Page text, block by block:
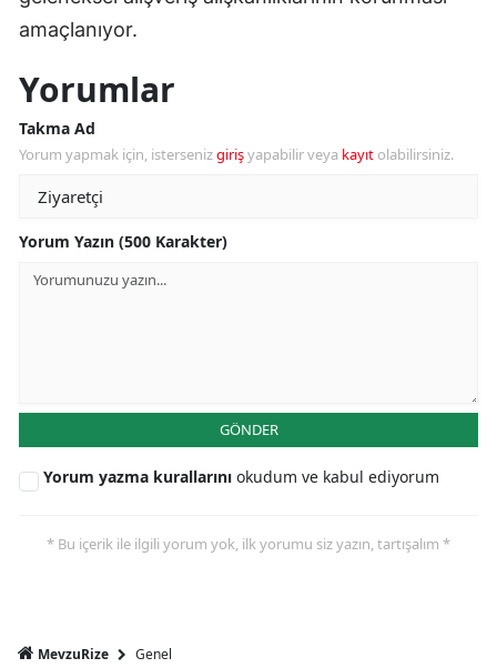
amaçlanıyor.
Yorumlar
Takma Ad
Yorum yapmak için, istersenizgirişyapabilir veya kayıt olabilirsiniz.
Yorum Yazın (500 Karakter)
GÖNDER
Yorum yazma kurallarını okudum ve kabul ediyorum
* Bu içerik ile ilgili yorum yok, ilk yorumu siz yazın, tartışalım *
MevzuRize Genel